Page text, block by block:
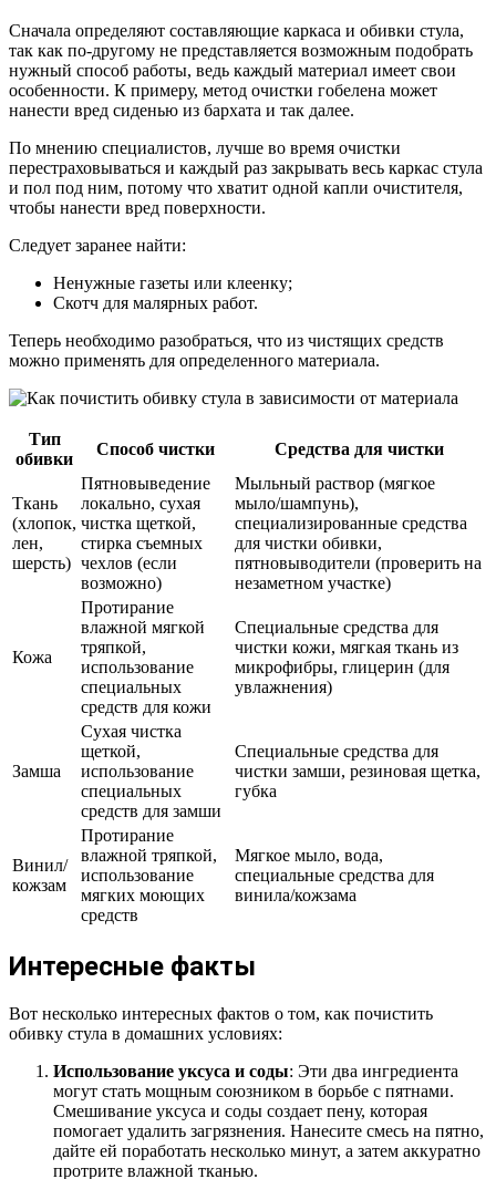
Сначала определяют составляющие каркаса и обивки стула,
так как по-другому не представляется возможным подобрать
нужный способ работы, ведь каждый материал имеет свои
особенности. К примеру, метод очистки гобелена может
нанести вред сиденью из бархата и так далее.
По мнению специалистов, лучше во время очистки
перестраховываться и каждый раз закрывать весь каркас стула
и пол под ним, потому что хватит одной капли очистителя,
чтобы нанести вред поверхности.
Следует заранее найти:
Ненужные газеты или клеенку;
Скотч для малярных работ.
Теперь необходимо разобраться, что из чистящих средств
можно применять для определенного материала.
Тип
обивки
Способ чистки Средства для чистки
Ткань
(хлопок,
лен,
шерсть)
Пятновыведение
локально, сухая
чистка щеткой,
стирка съемных
чехлов (если
возможно)
Мыльный раствор (мягкое
мыло/шампунь),
специализированные средства
для чистки обивки,
пятновыводители (проверить на
незаметном участке)
Кожа
Протирание
влажной мягкой
тряпкой,
использование
специальных
средств для кожи
Специальные средства для
чистки кожи, мягкая ткань из
микрофибры, глицерин (для
увлажнения)
Замша
Сухая чистка
щеткой,
использование
специальных
средств для замши
Специальные средства для
чистки замши, резиновая щетка,
губка
Винил/
кожзам
Протирание
влажной тряпкой,
использование
мягких моющих
средств
Мягкое мыло, вода,
специальные средства для
винила/кожзама
Интересные факты
Вот несколько интересных фактов о том, как почистить
обивку стула в домашних условиях:
Использование уксуса и соды: Эти два ингредиента
могут стать мощным союзником в борьбе с пятнами.
Смешивание уксуса и соды создает пену, которая
помогает удалить загрязнения. Нанесите смесь на пятно,
дайте ей поработать несколько минут, а затем аккуратно
протрите влажной тканью.